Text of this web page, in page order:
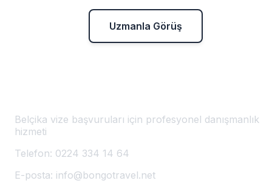
Uzmanla Görüş
Belçika vize başvuruları için profesyonel danışmanlık
hizmeti
Telefon: 0224 334 14 64
E-posta: info@bongotravel.net